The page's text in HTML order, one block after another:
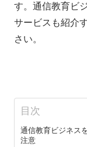
す。通信教育ビ
サービスも紹介
さい。
目次
通信教育ビジネス
注意